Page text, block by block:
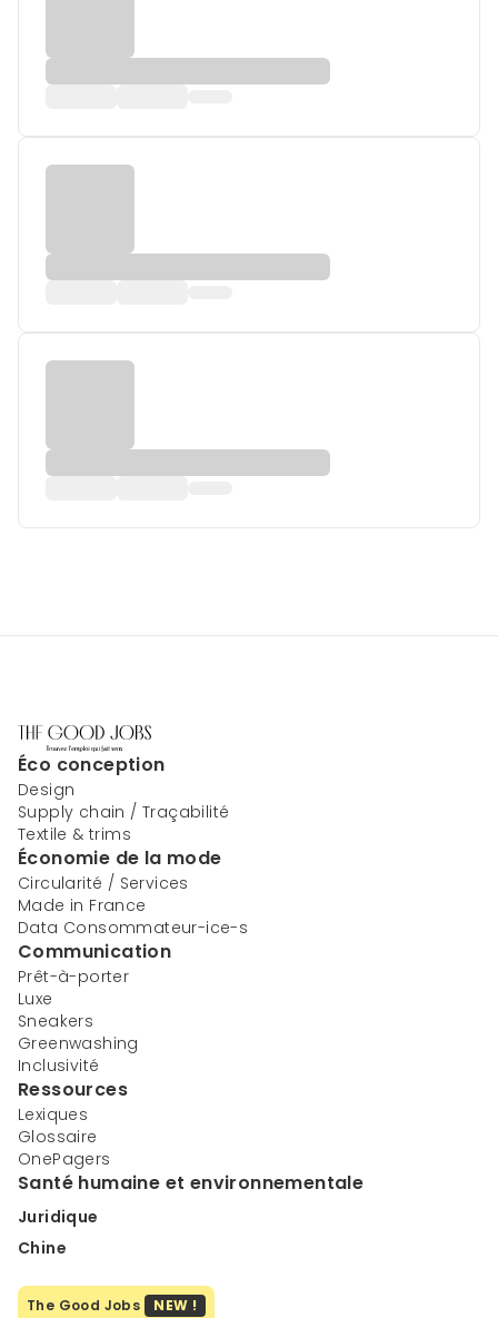
Éco conception
Design
Supply chain / Traçabilité
Textile & trims
Économie de la mode
Circularité / Services
Made in France
Data Consommateur-ice-s
Communication
Prêt-à-porter
Luxe
Sneakers
Greenwashing
Inclusivité
Ressources
Lexiques
Glossaire
OnePagers
Santé humaine et environnementale
Juridique
Chine
The Good Jobs NEW !